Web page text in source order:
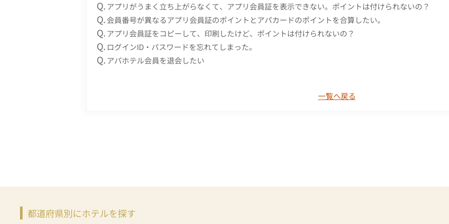
アプリがうまく立ち上がらなくて、アプリ会員証を表示できない。ポイントは付けられないの？
会員番号が異なるアプリ会員証のポイントとアパカードのポイントを合算したい。
アプリ会員証をコピーして、印刷したけど、ポイントは付けられないの？
ログインID・パスワードを忘れてしまった。
アパホテル会員を退会したい
一覧へ戻る
都道府県別にホテルを探す